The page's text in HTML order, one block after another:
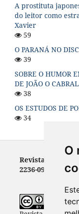
O
A prostituta
do leitor como
Xavier
59
O PARANÁ NO
39
SOBRE O HUMOR
DE JOÃO O
38
OS ESTUDOS DE
34
Revista Letras -
2236-0999